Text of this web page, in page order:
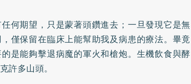
何期望，只是蒙著頭鑽進去；一旦發現它是無
僅保留在臨床上能幫助我及病患的療法。畢竟
是能夠擊退病魔的軍火和槍炮。生機飲食與酵
許多山頭。